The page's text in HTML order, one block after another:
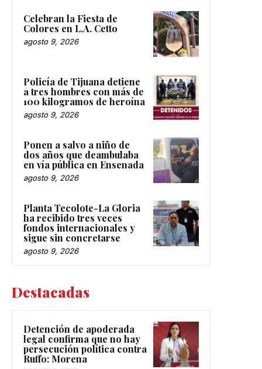
Celebran la Fiesta de
Colores en L.A. Cetto
agosto 9, 2026
Policía de Tijuana detiene
a tres hombres con más de
100 kilogramos de heroína
agosto 9, 2026
Ponen a salvo a niño de
dos años que deambulaba
en vía pública en Ensenada
agosto 9, 2026
Planta Tecolote-La Gloria
ha recibido tres veces
fondos internacionales y
sigue sin concretarse
agosto 9, 2026
Destacadas
Detención de apoderada
legal confirma que no hay
persecución política contra
Ruffo: Morena